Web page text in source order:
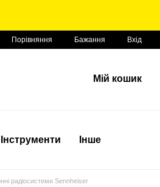
Порівняння Бажання Вхід
Мій кошик
Інструменти Інше
радіосистеми Sennheiser